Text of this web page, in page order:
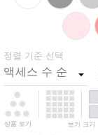
정렬 기준 선택
상품 보기 보기 크기